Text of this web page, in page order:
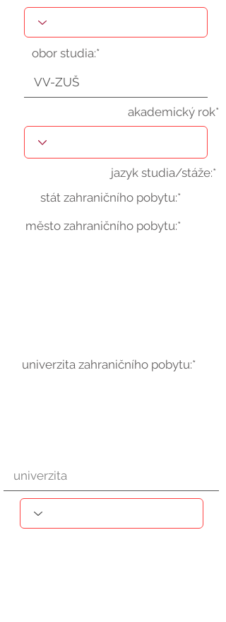
obor studia:*
akademický rok*
jazyk studia/stáže:*
stát zahraničního pobytu:*
město zahraničního pobytu:*
univerzita zahraničního pobytu:*